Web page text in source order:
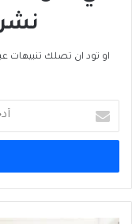
او تود ان تصلك تنبيهات
بريدك
الإلكتروني